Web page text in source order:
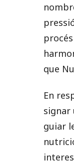
que
En
signar
guiar